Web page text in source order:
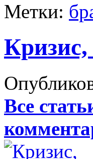
Метки:
Кризис,
Все